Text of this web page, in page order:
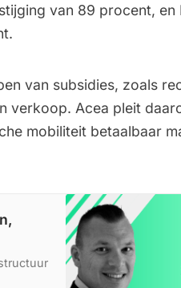
van 89 procent, en
van subsidies, zoals
verkoop. Acea pleit
mobiliteit betaalbaar